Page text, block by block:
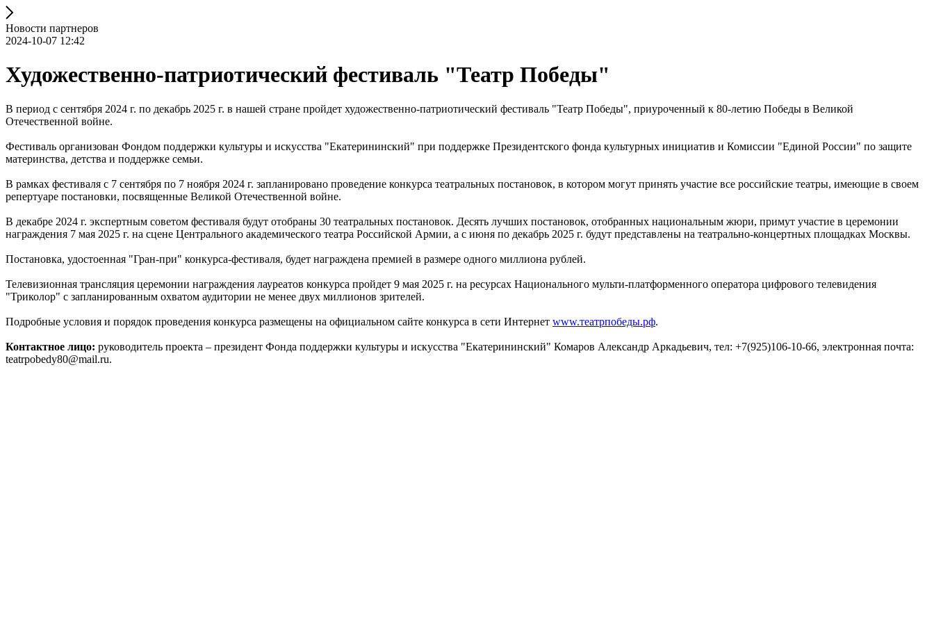
Новости партнеров
2024-10-07 12:42
Художественно-патриотический фестиваль "Театр Победы"
В период с сентября 2024 г. по декабрь 2025 г. в нашей стране пройдет художественно-патриотический фестиваль "Театр Победы", приуроченный к 80-летию Победы в Великой
Отечественной войне.
Фестиваль организован Фондом поддержки культуры и искусства "Екатерининский" при поддержке Президентского фонда культурных инициатив и Комиссии "Единой России" по защите
материнства, детства и поддержке семьи.
В рамках фестиваля с 7 сентября по 7 ноября 2024 г. запланировано проведение конкурса театральных постановок, в котором могут принять участие все российские театры, имеющие в своем
репертуаре постановки, посвященные Великой Отечественной войне.
В декабре 2024 г. экспертным советом фестиваля будут отобраны 30 театральных постановок. Десять лучших постановок, отобранных национальным жюри, примут участие в церемонии
награждения 7 мая 2025 г. на сцене Центрального академического театра Российской Армии, а с июня по декабрь 2025 г. будут представлены на театрально-концертных площадках Москвы.
Постановка, удостоенная "Гран-при" конкурса-фестиваля, будет награждена премией в размере одного миллиона рублей.
Телевизионная трансляция церемонии награждения лауреатов конкурса пройдет 9 мая 2025 г. на ресурсах Национального мульти-платформенного оператора цифрового телевидения
"Триколор" с запланированным охватом аудитории не менее двух миллионов зрителей.
Подробные условия и порядок проведения конкурса размещены на официальном сайте конкурса в сети Интернет www.театрпобеды.рф.
Контактное лицо: руководитель проекта – президент Фонда поддержки культуры и искусства "Екатерининский" Комаров Александр Аркадьевич, тел: +7(925)106-10-66, электронная почта:
teatrpobedy80@mail.ru.